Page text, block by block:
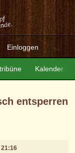
Einloggen
Kalender
entsperren
21:16